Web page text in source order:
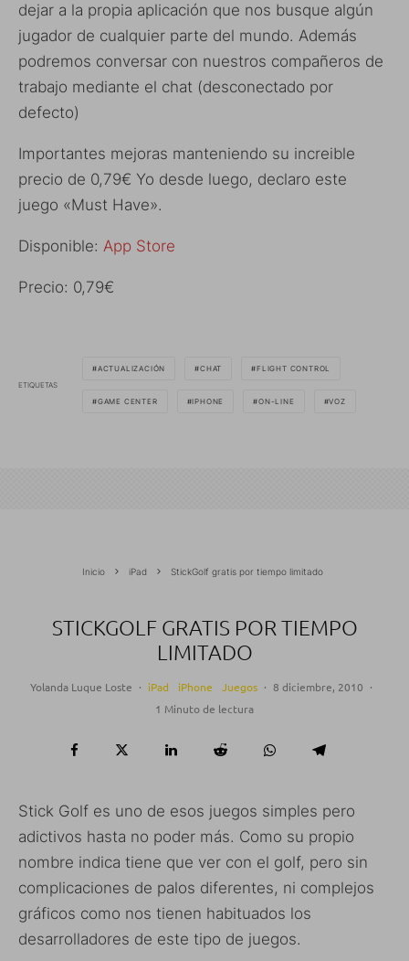
dejar a la propia aplicación que nos busque algún
jugador de cualquier parte del mundo. Además
podremos conversar con nuestros compañeros de
trabajo mediante el chat (desconectado por
defecto)
Importantes mejoras manteniendo su increible
precio de 0,79€ Yo desde luego, declaro este
juego «Must Have».
Disponible: App Store
Precio: 0,79€
ETIQUETAS
ACTUALIZACIÓN CHAT FLIGHT CONTROL
GAME CENTER IPHONE ON-LINE VOZ
Inicio iPad StickGolf gratis por tiempo limitado
STICKGOLF GRATIS POR TIEMPO
LIMITADO
Yolanda Luque Loste · iPad iPhone Juegos · 8 diciembre, 2010 ·
1 Minuto de lectura
Stick Golf es uno de esos juegos simples pero
adictivos hasta no poder más. Como su propio
nombre indica tiene que ver con el golf, pero sin
complicaciones de palos diferentes, ni complejos
gráficos como nos tienen habituados los
desarrolladores de este tipo de juegos.